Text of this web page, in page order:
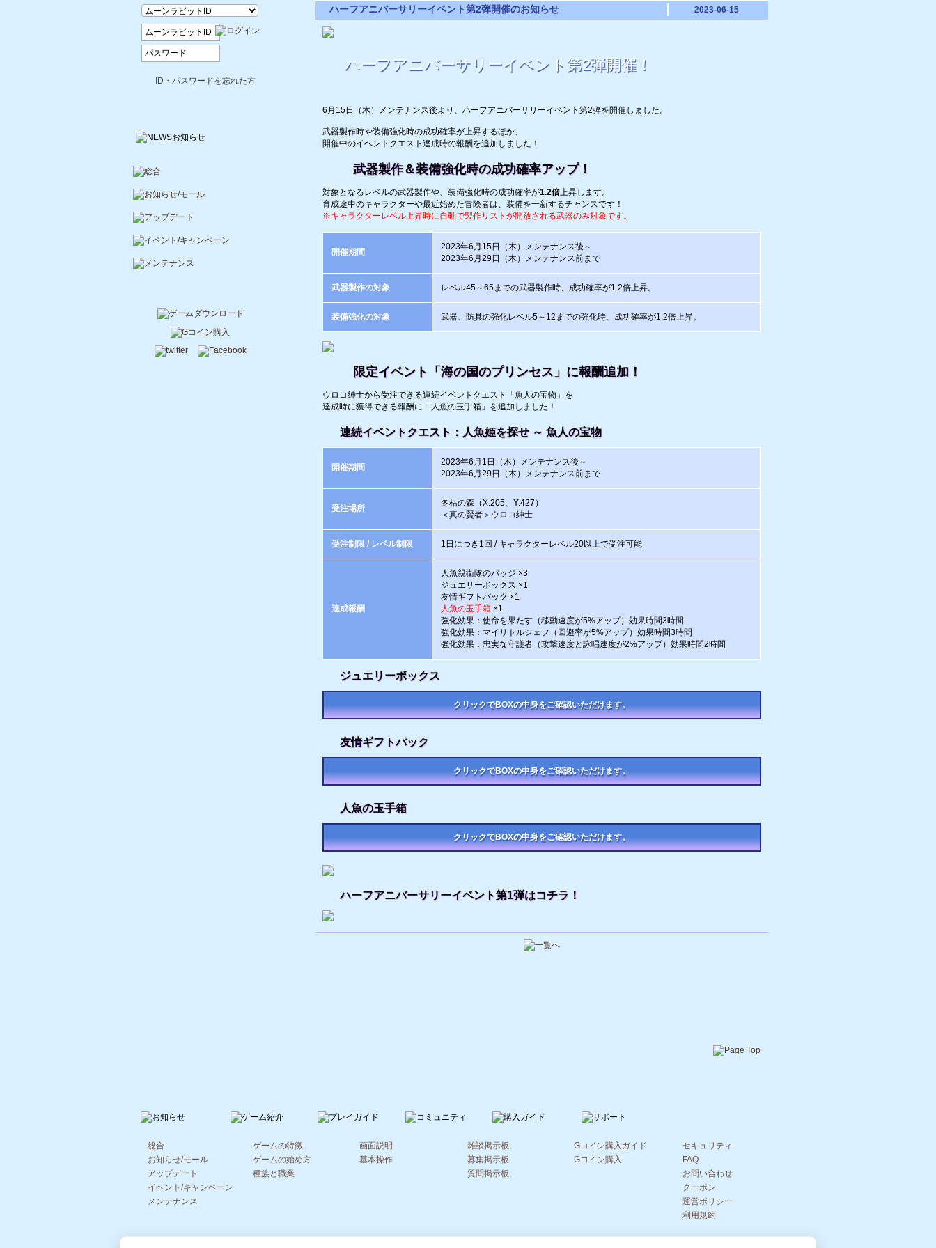
ハーフアニバーサリーイベント第2弾開催のお知らせ 2023-06-15
ハーフアニバーサリーイベント第2弾開催！
6月15日（木）メンテナンス後より、ハーフアニバーサリーイベント第2弾を開催しました。
武器製作時や装備強化時の成功確率が上昇するほか、
開催中のイベントクエスト達成時の報酬を追加しました！
武器製作＆装備強化時の成功確率アップ！
対象となるレベルの武器製作や、装備強化時の成功確率が1.2倍上昇します。
育成途中のキャラクターや最近始めた冒険者は、装備を一新するチャンスです！
※キャラクターレベル上昇時に自動で製作リストが開放される武器のみ対象です。
開催期間
2023年6月15日（木）メンテナンス後～
2023年6月29日（木）メンテナンス前まで
武器製作の対象 レベル45～65までの武器製作時、成功確率が1.2倍上昇。
装備強化の対象 武器、防具の強化レベル5～12までの強化時、成功確率が1.2倍上昇。
限定イベント「海の国のプリンセス」に報酬追加！
ウロコ紳士から受注できる連続イベントクエスト「魚人の宝物」を
達成時に獲得できる報酬に「人魚の玉手箱」を追加しました！
連続イベントクエスト：人魚姫を探せ ～ 魚人の宝物
開催期間
2023年6月1日（木）メンテナンス後～
2023年6月29日（木）メンテナンス前まで
受注場所
冬枯の森（X:205、Y:427）
＜真の賢者＞ウロコ紳士
受注制限 / レベル制限 1日につき1回 / キャラクターレベル20以上で受注可能
達成報酬
人魚親衛隊のバッジ ×3
ジュエリーボックス ×1
友情ギフトパック ×1
人魚の玉手箱 ×1
強化効果：使命を果たす（移動速度が5%アップ）効果時間3時間
強化効果：マイリトルシェフ（回避率が5%アップ）効果時間3時間
強化効果：忠実な守護者（攻撃速度と詠唱速度が2%アップ）効果時間2時間
ジュエリーボックス
クリックでBOXの中身をご確認いただけます。
友情ギフトパック
クリックでBOXの中身をご確認いただけます。
人魚の玉手箱
クリックでBOXの中身をご確認いただけます。
ハーフアニバーサリーイベント第1弾はコチラ！
ID・パスワードを忘れた方
総合
お知らせ/モール
アップデート
イベント/キャンペーン
メンテナンス
ゲームの特徴
ゲームの始め方
種族と職業
画面説明
基本操作
雑談掲示板
募集掲示板
質問掲示板
Gコイン購入ガイド
Gコイン購入
セキュリティ
FAQ
お問い合わせ
クーポン
運営ポリシー
利用規約